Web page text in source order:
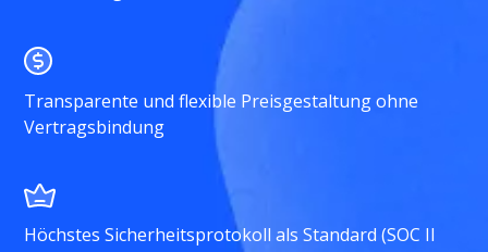
Transparente und flexible Preisgestaltung ohne
Vertragsbindung
Höchstes Sicherheitsprotokoll als Standard (SOC II